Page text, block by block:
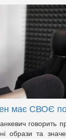
має СВОЄ
говорить
образи та